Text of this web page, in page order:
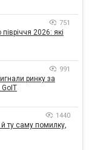
751
2026: які
991
ринку за
1440
й ту саму помилку,